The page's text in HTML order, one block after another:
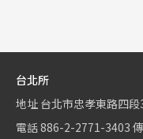
台北所
地址 台北市忠孝東路四
電話886-2-2771-3403